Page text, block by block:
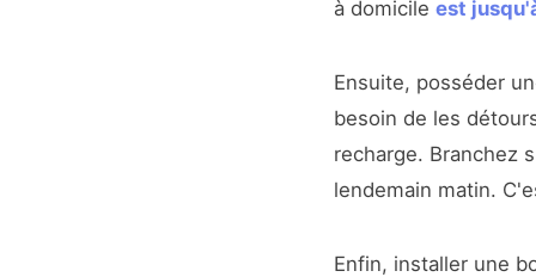
à domicile est
Ensuite, posséder
besoin de les
recharge. Branchez
lendemain matin.
Enfin, installer une